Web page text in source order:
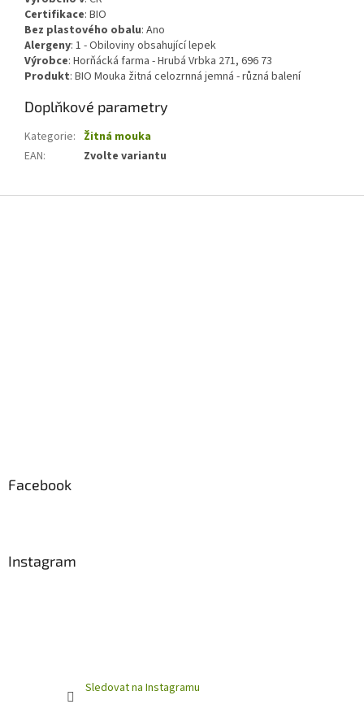
Certifikace: BIO
Bez plastového obalu: Ano
Alergeny: 1 - Obiloviny obsahující lepek
Výrobce: Horňácká farma - Hrubá Vrbka 271, 696 73
Produkt: BIO Mouka žitná celozrnná jemná - různá balení
Doplňkové parametry
Kategorie: Žitná mouka
EAN: Zvolte variantu
Facebook
Instagram
Sledovat na Instagramu